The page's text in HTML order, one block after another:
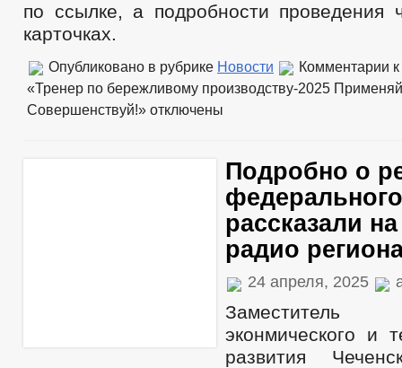
по ссылке, а подробности проведения
карточках.
Опубликовано в рубрике Новости Комментарии
«Тренер по бережливому производству-2025
Совершенствуй!» отключены
Подробно о
рассказали
радио
24 апреля, 2025
эконмического и
развития